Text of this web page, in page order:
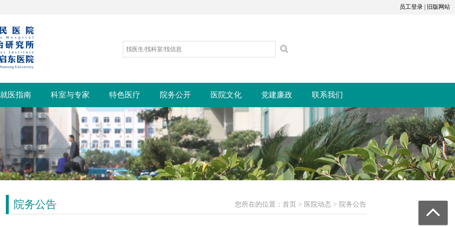
员工登录 旧版网站
就医指南 科室与专家 特色医疗 院务公开 医院文化 党建廉政 联系我们
院务公告 您所在的位置： 首页 > 医院动态 > 院务公告